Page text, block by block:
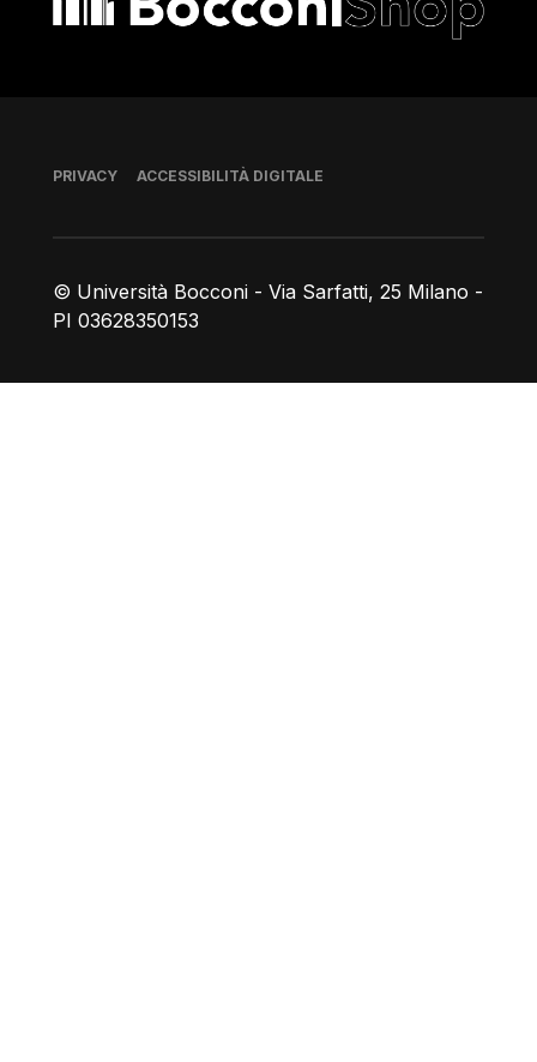
© Università Bocconi - Via Sarfatti, 25 Milano -
PI 03628350153
Piè di pagina
PRIVACY ACCESSIBILITÀ DIGITALE